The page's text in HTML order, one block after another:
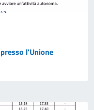
l'Unione